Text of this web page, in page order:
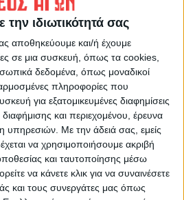
την ιδιωτικότητά σας
αποθηκεύουμε και/ή έχουμε
σε μια συσκευή, όπως τα cookies,
δεδομένα, όπως μοναδικοί
πληροφορίες που
για εξατομικευμένες διαφημίσεις
και περιεχομένου, έρευνα
υπηρεσιών. Με την άδειά σας, εμείς
να χρησιμοποιήσουμε ακριβή
και ταυτοποίησης μέσω
να κάνετε κλικ για να συναινέσετε
και τους συνεργάτες μας όπως
να
ΕΠΟΜΕΝΟ ΑΡΘΡΟ
Δύο κρούσματα στον β'
παιδικό σταθμό του Δήμου
Καρδίτσας και 14ημερη
αναστολή λειτουργίας